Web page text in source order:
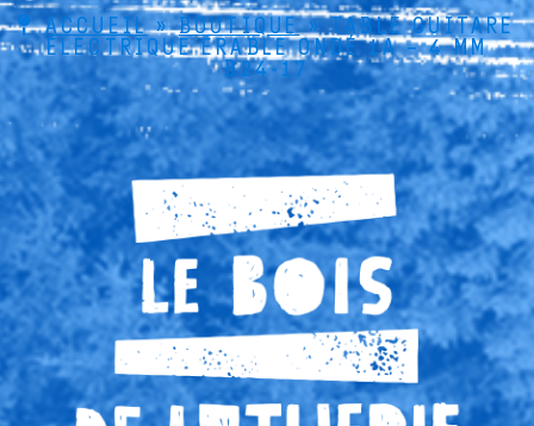
ACCUEIL»BOUTIQUE»TABLE GUITARE
ÉLECTRIQUE ÉRABLE ONDÉ 1A – 4 MM
B24-17